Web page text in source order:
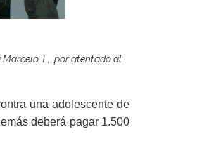
Marcelo T., por atentado al
una adolescente de
deberá pagar 1.500